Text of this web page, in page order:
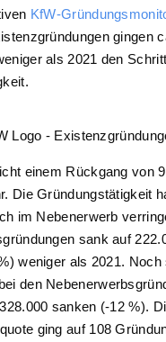
KfW-
gingen
als 2021 den
einem Rückgang von
Die Gründungstätigkeit
im Nebenerwerb
sank auf
weniger als 2021.
den
sanken (-12 %).
ging auf 108